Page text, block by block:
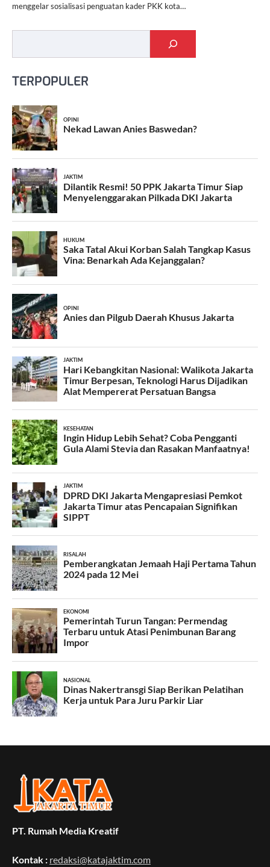
menggelar sosialisasi penguatan kader PKK kota…
TERPOPULER
PT. Rumah Media Kreatif
Kontak : redaksi@katajaktim.com